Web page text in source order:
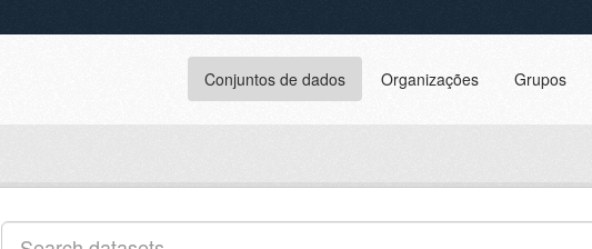
Conjuntos de dados Organizações Grupos